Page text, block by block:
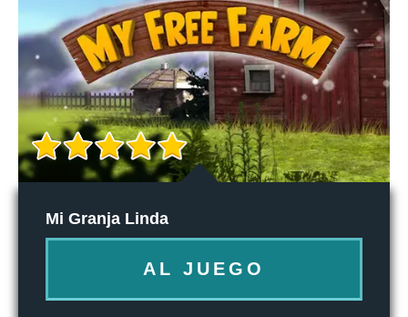
Mi Granja Linda
AL JUEGO